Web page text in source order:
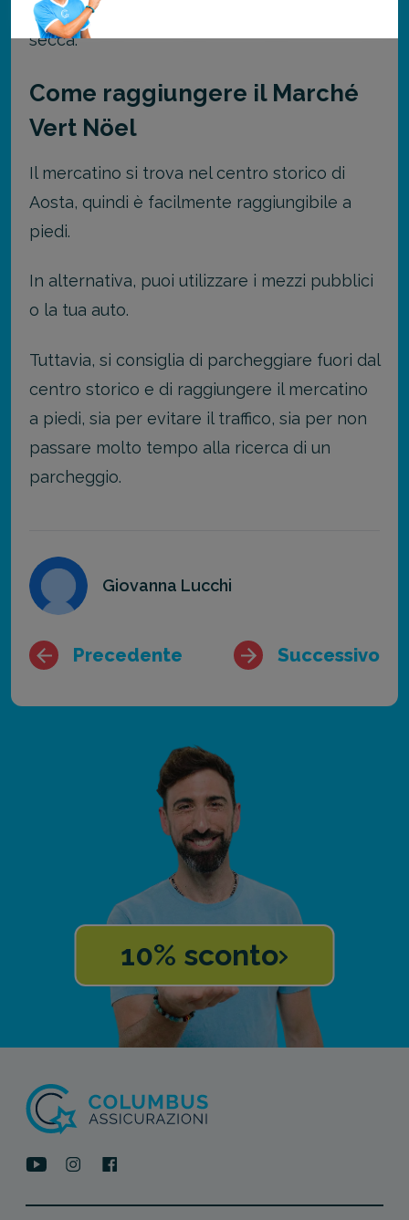
preparati con mandorle, nocciole e frutta
secca.
Come raggiungere il Marché
Vert Nöel
Il mercatino si trova nel centro storico di
Aosta, quindi è facilmente raggiungibile a
piedi.
In alternativa, puoi utilizzare i mezzi pubblici
o la tua auto.
Tuttavia, si consiglia di parcheggiare fuori dal
centro storico e di raggiungere il mercatino
a piedi, sia per evitare il traffico, sia per non
passare molto tempo alla ricerca di un
parcheggio.
Giovanna Lucchi
Precedente Successivo
10% sconto